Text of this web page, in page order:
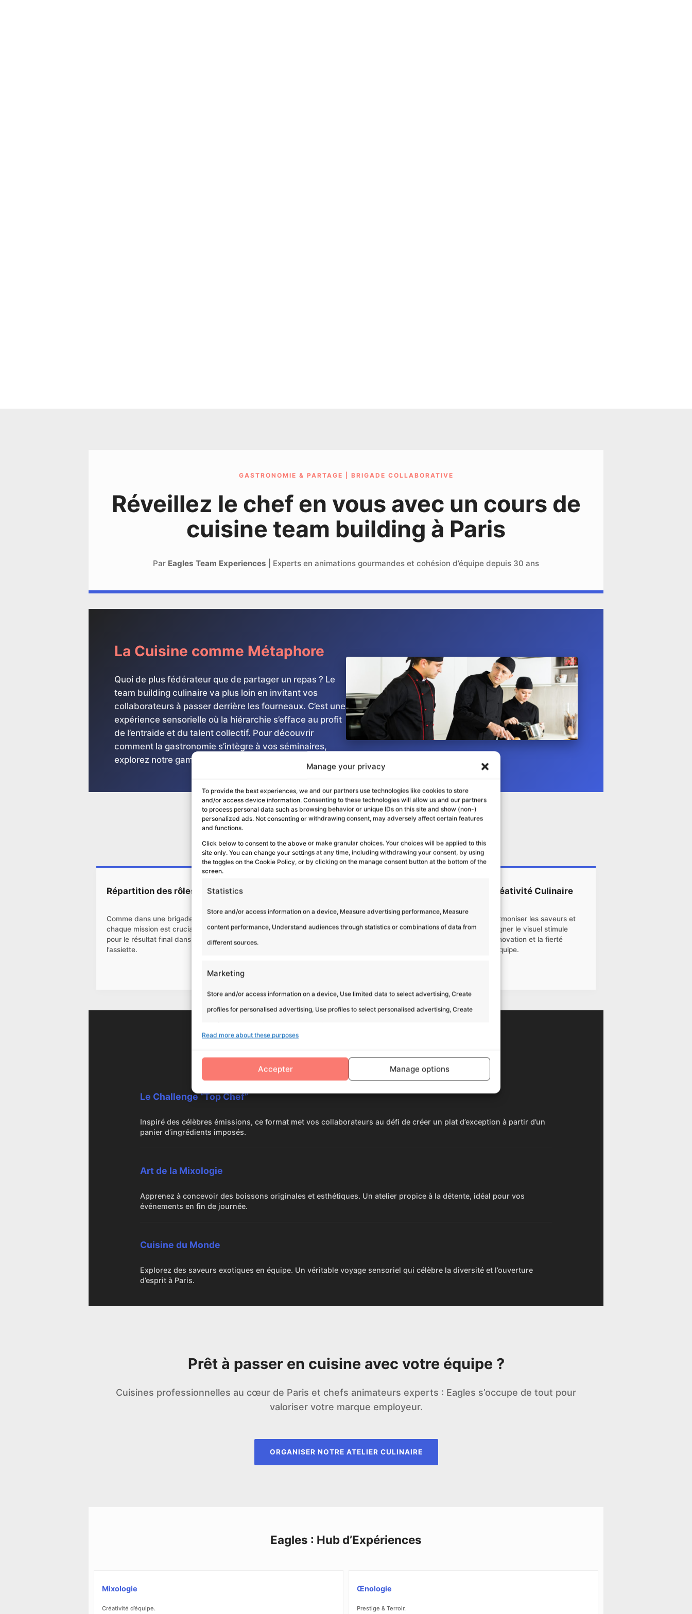
Manage your privacy
To provide the best experiences, we and our partners use technologies like cookies to store
and/or access device information. Consenting to these technologies will allow us and our partners
to process personal data such as browsing behavior or unique IDs on this site and show (non-)
personalized ads. Not consenting or withdrawing consent, may adversely affect certain features
and functions.
Click below to consent to the above or make granular choices. Your choices will be applied to this
site only. You can change your settings at any time, including withdrawing your consent, by using
the toggles on the Cookie Policy, or by clicking on the manage consent button at the bottom of the
screen.
Statistics
Store and/or access information on a device, Measure advertising performance, Measure
content performance, Understand audiences through statistics or combinations of data from
different sources.
Marketing
Store and/or access information on a device, Use limited data to select advertising, Create
profiles for personalised advertising, Use profiles to select personalised advertising, Create
improve services, Use limited data to select content.
Always active
Match and combine data from other data sources, Link different devices,
Ensure security, prevent and detect fraud, and fix errors,
communicate privacy choices.
Read more about these purposes
Accepter Manage options
GASTRONOMIE & PARTAGE | BRIGADE COLLABORATIVE
Réveillez le chef en vous avec un cours de
cuisine team building à Paris
Par Eagles Team Experiences | Experts en animations gourmandes et cohésion d’équipe depuis 30 ans
La Cuisine comme Métaphore
Quoi de plus fédérateur que de partager un repas ? Le
team building culinaire va plus loin en invitant vos
collaborateurs à passer derrière les fourneaux. C’est une
expérience sensorielle où la hiérarchie s’efface au profit
de l’entraide et du talent collectif. Pour découvrir
comment la gastronomie s’intègre à vos séminaires,
explorez notre gamme d’
Répartition des rôles
Comme dans une brigade,
chaque mission est cruciale
pour le résultat final dans
l’assiette.
Gestion du temps
cuissons et le dressage
demande une organisation
transverse
Créativité Culinaire
Harmoniser les saveurs et
soigner le visuel stimule
l’innovation et la fierté
d’équipe.
Le Challenge “Top Chef”
Inspiré des célèbres émissions, ce format met vos collaborateurs au défi de créer un plat d’exception à partir d’un
panier d’ingrédients imposés.
Art de la Mixologie
Apprenez à concevoir des boissons originales et esthétiques. Un atelier propice à la détente, idéal pour vos
événements en fin de journée.
Cuisine du Monde
Explorez des saveurs exotiques en équipe. Un véritable voyage sensoriel qui célèbre la diversité et l’ouverture
d’esprit à Paris.
Prêt à passer en cuisine avec votre équipe ?
Cuisines professionnelles au cœur de Paris et chefs animateurs experts : Eagles s’occupe de tout pour
valoriser votre marque employeur.
ORGANISER NOTRE ATELIER CULINAIRE
Eagles : Hub d’Expériences
Mixologie
Créativité d’équipe.
Œnologie
Prestige & Terroir.